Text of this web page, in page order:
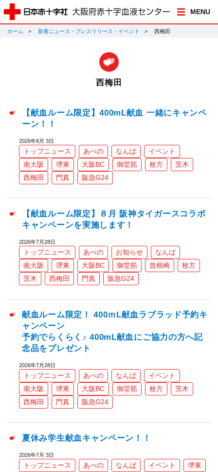
MENU
ホーム 新着ニュース・プレスリリース・イベント 西梅田
西梅田
【献血ルーム限定】400mL献血 一緒にキャンペ
ーン！！
2026年8月 3日
トップニュース あべの なんば
イベント
南大阪
堺東 大阪BC 御堂筋 枚方
茨木
西梅田
門真 阪急G24
【献血ルーム限定】８月 阪神タイガースコラボ
キャンペーンを実施します！
2026年7月28日
トップニュース あべの お知らせ
なんば
南大阪
堺東 大阪BC 御堂筋 曾根崎
枚方
茨木
西梅田 門真 阪急G24
献血ルーム限定！ 400ｍL献血ラブラッド予約キ
ャンペーン
予約でらくらく♪ 400mL献血にご協力の方へ記
念品をプレゼント
2026年7月28日
トップニュース あべの なんば
イベント
南大阪
堺東 大阪BC 御堂筋 枚方
茨木
西梅田
門真 阪急G24
夏休み学生献血キャンペーン！！
2026年7月 3日
トップニュース あべの なんば イベント
堺東